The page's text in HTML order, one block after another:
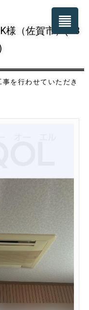
様（佐賀市）(R8
を行わせていただき